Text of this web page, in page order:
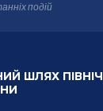
подій
ШЛЯХ